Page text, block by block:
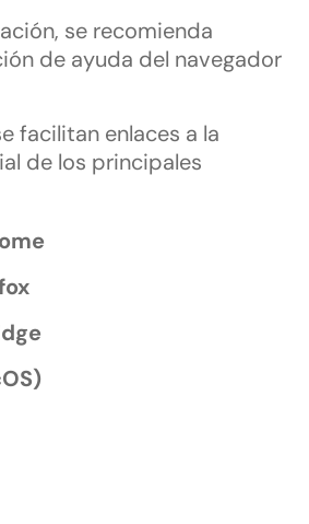
se recomienda
de ayuda del navegador
facilitan enlaces a la
de los principales